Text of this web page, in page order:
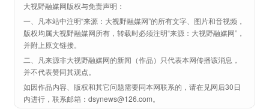
大视野融媒网版权与免责声明：
一、凡本站中注明“来源：大视野融媒网”的所有文字、图片和音视频，
版权均属大视野融媒网所有，转载时必须注明“来源：大视野融媒网”，
并附上原文链接。
二、凡来源非大视野融媒网的新闻（作品）只代表本网传播该消息，
并不代表赞同其观点。
如因作品内容、版权和其它问题需要同本网联系的，请在见网后30日
内进行，联系邮箱：dsynews@126.com。